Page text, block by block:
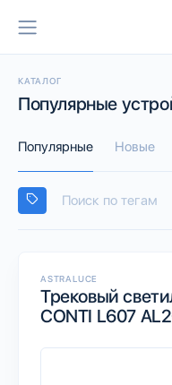
КАТАЛОГ
Популярные
Популярные Новые
ASTRALUCE
Трековый
CONTI L607